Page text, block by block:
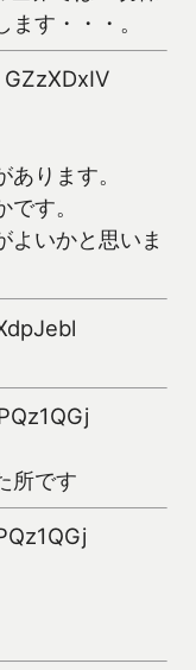
す・・・。
ります。
す。
よいかと思いま
所です